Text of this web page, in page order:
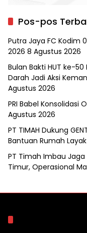
Pos-pos
Putra Jaya FC Kodim
2026 8 Agustus 2026
Bulan Bakti HUT ke-
Darah Jadi Aksi
Agustus 2026
PRI Babel Konsolidasi
Agustus 2026
PT TIMAH Dukung
Bantuan Rumah
PT Timah Imbau
Timur, Operasional